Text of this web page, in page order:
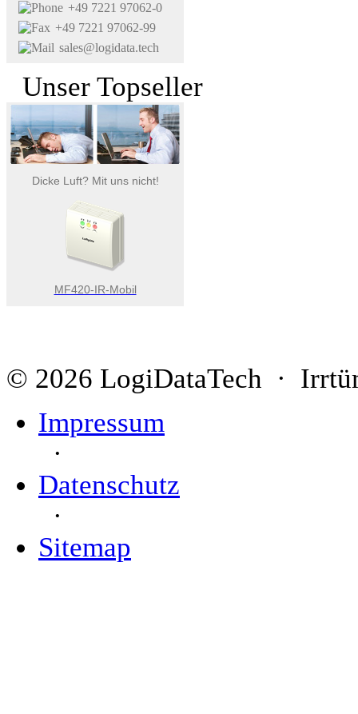
+49 7221 97062-0
+49 7221 97062-99
sales@logidata.tech
Unser Topseller
Dicke Luft? Mit uns nicht!
MF420-IR-Mobil
© 2026 LogiDataTech ·
Impressum
·
Datenschutz
·
Sitemap